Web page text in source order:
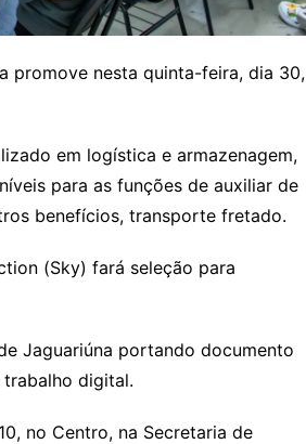
promove nesta quinta-feira, dia 30,
em logística e armazenagem,
para as funções de auxiliar de
benefícios, transporte fretado.
(Sky) fará seleção para
Jaguariúna portando documento
digital.
no Centro, na Secretaria de